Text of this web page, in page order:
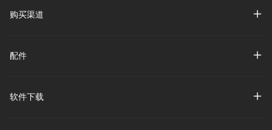
购买渠道
配件
软件下载